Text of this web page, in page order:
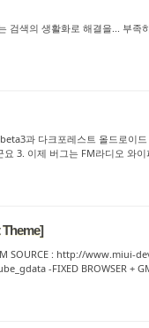
검색의 생활화로 해결을... 부족
과 다크포레스트 올드로이드
3. 이제 버그는 FM라디오 와이
SOURCE : http://www.miui-
-FIXED BROWSER +